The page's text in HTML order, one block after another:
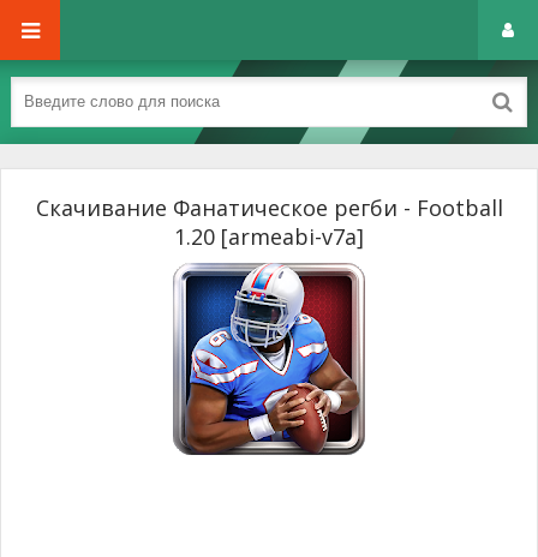
Скачивание Фанатическое регби - Football
1.20 [armeabi-v7a]